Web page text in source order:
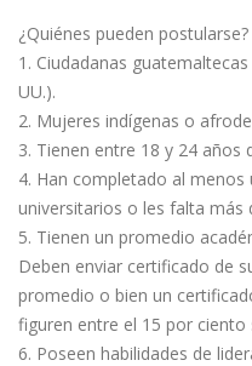
¿Quiénes pueden postularse?
1. Ciudadanas
UU.).
2. Mujeres indígenas o
3. Tienen entre 18 y 24 años
4. Han completado al
universitarios o les falta más
5. Tienen un promedio
Deben enviar certificado de
promedio o bien un
figuren entre el 15 por ciento
6. Poseen habilidades de